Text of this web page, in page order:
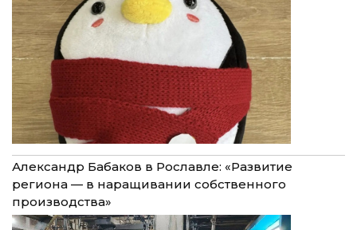
Александр Бабаков в Рославле: «Развитие
региона — в наращивании собственного
производства»